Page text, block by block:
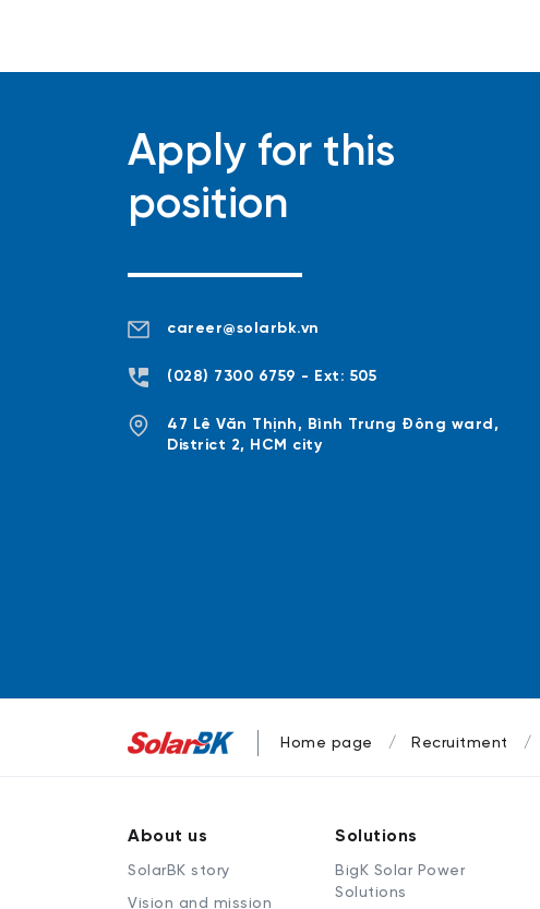
Apply for this
position
career@solarbk.vn
(0‎28) 7300 6759 - Ext: 505
47 Lê Văn Thịnh, Bình Trưng Đông ward,
District 2, HCM city
Home page Recruitment
About us
SolarBK story
Vision and mission
Solutions
BigK Solar Power
Solutions